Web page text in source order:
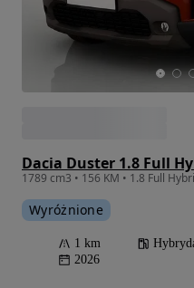
Dacia Duster 1.8 Full
1789 cm3 • 156 KM • 1.8 Full
Wyróżnione
1 km
2026